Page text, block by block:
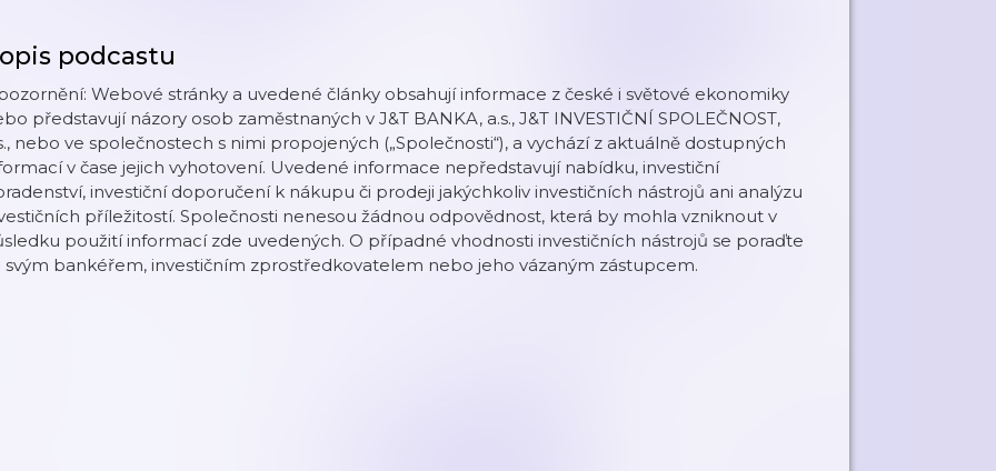
podcastu
Webové stránky a uvedené články obsahují informace z české i světové ekonomiky
představují názory osob zaměstnaných v J&T BANKA, a.s., J&T INVESTIČNÍ SPOLEČNOST,
nebo ve společnostech s nimi propojených („Společnosti“), a vychází z aktuálně dostupných
v čase jejich vyhotovení. Uvedené informace nepředstavují nabídku, investiční
investiční doporučení k nákupu či prodeji jakýchkoliv investičních nástrojů ani analýzu
příležitostí. Společnosti nenesou žádnou odpovědnost, která by mohla vzniknout v
použití informací zde uvedených. O případné vhodnosti investičních nástrojů se poraďte
svým bankéřem, investičním zprostředkovatelem nebo jeho vázaným zástupcem.